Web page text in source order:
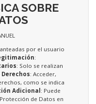
SOBRE
por el usuario
:
: Solo se realizan
Derechos: Acceder,
como se indica
Adicional: Puede
de Datos en